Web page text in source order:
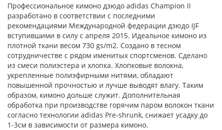
Профессиональное кимоно дзюдо adidas Champion II
разработано в соответствии с последними
рекомендациями Международной федерации дзюдо IJF
вступившими в силу с апреля 2015. Идеальное кимоно из
плотной ткани весом 730 gs/m2. Создано в тесном
сотрудничестве с рядом именитых спортсменов. Сделано
из смеси полиэстера и хлопка. Хлопковые волокна,
укрепленные полиэфирными нитями, обладают
повышенной прочностью и лучше выводят влагу. Таким
образом, кимоно дольше служит. Дополнительная
обработка при производстве горячим паром волокон ткани
согласно технологии adidas Pre-shrunk, снижает усадку до
1-3см в зависимости от размера кимоно.